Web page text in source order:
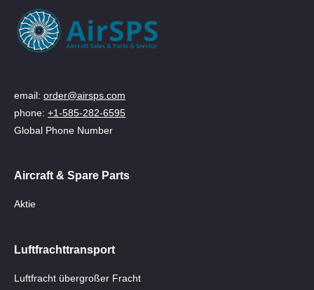
email: order@airsps.com
phone: +1-585-282-6595
Global Phone Number
Aircraft & Spare Parts
Aktie
Luftfrachttransport
Luftfracht übergroßer Fracht